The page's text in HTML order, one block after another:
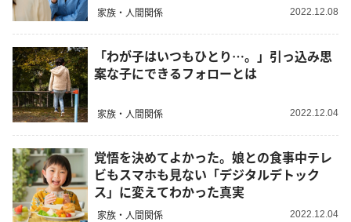
家族・人間関係 2022.12.08
「わが子はいつもひとり…。」引っ込み思
案な子にできるフォローとは
家族・人間関係 2022.12.04
覚悟を決めてよかった。娘との食事中テレ
ビもスマホも見ない「デジタルデトック
ス」に変えてわかった真実
家族・人間関係 2022.12.04